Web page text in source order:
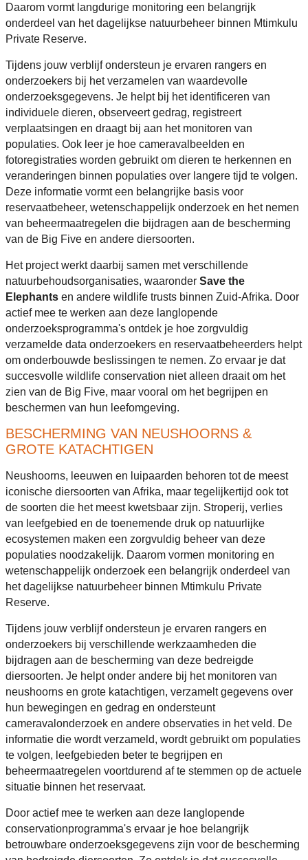
Daarom vormt langdurige monitoring een belangrijk
onderdeel van het dagelijkse natuurbeheer binnen Mtimkulu
Private Reserve.
Tijdens jouw verblijf ondersteun je ervaren rangers en
onderzoekers bij het verzamelen van waardevolle
onderzoeksgegevens. Je helpt bij het identificeren van
individuele dieren, observeert gedrag, registreert
verplaatsingen en draagt bij aan het monitoren van
populaties. Ook leer je hoe cameravalbeelden en
fotoregistraties worden gebruikt om dieren te herkennen en
veranderingen binnen populaties over langere tijd te volgen.
Deze informatie vormt een belangrijke basis voor
reservaatbeheer, wetenschappelijk onderzoek en het nemen
van beheermaatregelen die bijdragen aan de bescherming
van de Big Five en andere diersoorten.
Het project werkt daarbij samen met verschillende
natuurbehoudsorganisaties, waaronder Save the
Elephants en andere wildlife trusts binnen Zuid-Afrika. Door
actief mee te werken aan deze langlopende
onderzoeksprogramma's ontdek je hoe zorgvuldig
verzamelde data onderzoekers en reservaatbeheerders helpt
om onderbouwde beslissingen te nemen. Zo ervaar je dat
succesvolle wildlife conservation niet alleen draait om het
zien van de Big Five, maar vooral om het begrijpen en
beschermen van hun leefomgeving.
BESCHERMING VAN NEUSHOORNS &
GROTE KATACHTIGEN
Neushoorns, leeuwen en luipaarden behoren tot de meest
iconische diersoorten van Afrika, maar tegelijkertijd ook tot
de soorten die het meest kwetsbaar zijn. Stroperij, verlies
van leefgebied en de toenemende druk op natuurlijke
ecosystemen maken een zorgvuldig beheer van deze
populaties noodzakelijk. Daarom vormen monitoring en
wetenschappelijk onderzoek een belangrijk onderdeel van
het dagelijkse natuurbeheer binnen Mtimkulu Private
Reserve.
Tijdens jouw verblijf ondersteun je ervaren rangers en
onderzoekers bij verschillende werkzaamheden die
bijdragen aan de bescherming van deze bedreigde
diersoorten. Je helpt onder andere bij het monitoren van
neushoorns en grote katachtigen, verzamelt gegevens over
hun bewegingen en gedrag en ondersteunt
cameravalonderzoek en andere observaties in het veld. De
informatie die wordt verzameld, wordt gebruikt om populaties
te volgen, leefgebieden beter te begrijpen en
beheermaatregelen voortdurend af te stemmen op de actuele
situatie binnen het reservaat.
Door actief mee te werken aan deze langlopende
conservationprogramma's ervaar je hoe belangrijk
betrouwbare onderzoeksgegevens zijn voor de bescherming